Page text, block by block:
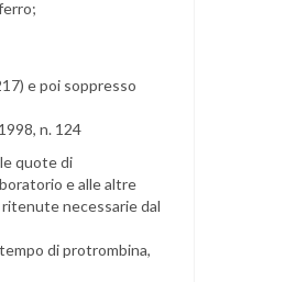
e poi soppresso
n. 124
quote di
e alle altre
necessarie dal
di protrombina,